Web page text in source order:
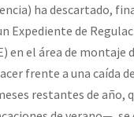
ha descartado,
Expediente de
en el área de montaje
frente a una caída
restantes de año,